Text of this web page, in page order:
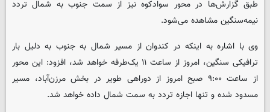
طبق گزارش‌ها در محور سوادکوه نیز از سمت جنوب به شمال تردد
نیمه‌سنگین مشاهده می‌شود.
وی با اشاره به اینکه در کندوان از مسیر شمال به جنوب به دلیل بار
ترافیکی سنگین، امروز از ساعت ۱۱ یک‌طرفه خواهد شد، افزود: این محور
از ساعت ۹:۰۰ صبح امروز از دوراهی طویر در بخش مرزن‌آباد، مسیر
مسدود شده و تنها اجازه تردد به سمت شمال داده خواهد شد.